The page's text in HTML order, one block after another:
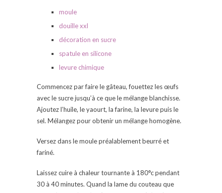
moule
douille xxl
décoration en sucre
spatule en silicone
levure chimique
Commencez par faire le gâteau, fouettez les œufs
avec le sucre jusqu’à ce que le mélange blanchisse.
Ajoutez l’huile, le yaourt, la farine, la levure puis le
sel. Mélangez pour obtenir un mélange homogène.
Versez dans le moule préalablement beurré et
fariné.
Laissez cuire à chaleur tournante à 180°c pendant
30 à 40 minutes. Quand la lame du couteau que